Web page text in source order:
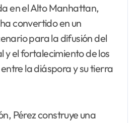
en el Alto Manhattan,
convertido en un
para la difusión del
y el fortalecimiento de los
la diáspora y su tierra
Pérez construye una